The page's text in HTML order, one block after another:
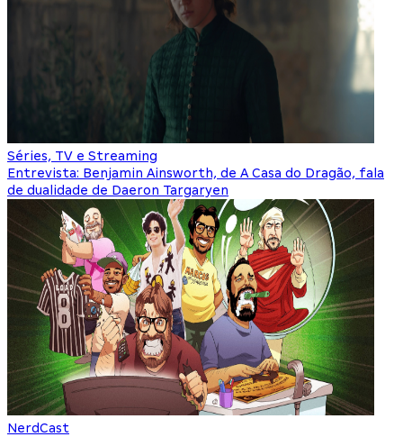
Séries, TV e Streaming
Entrevista: Benjamin Ainsworth, de A Casa do Dragão, fala
de dualidade de Daeron Targaryen
NerdCast